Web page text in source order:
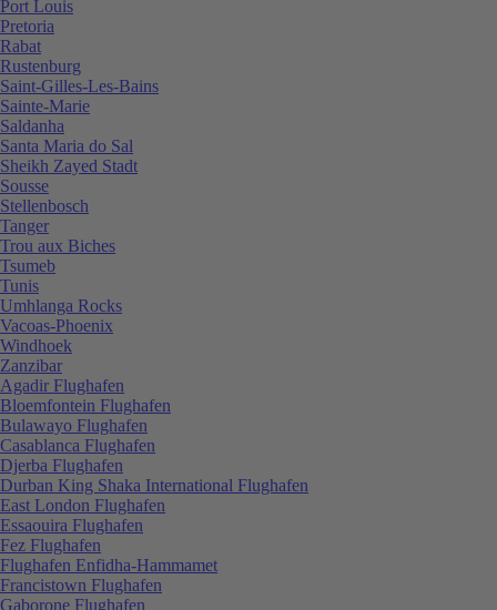
Port Louis
Pretoria
Rabat
Rustenburg
Saint-Gilles-Les-Bains
Sainte-Marie
Saldanha
Santa Maria do Sal
Sheikh Zayed Stadt
Sousse
Stellenbosch
Tanger
Trou aux Biches
Tsumeb
Tunis
Umhlanga Rocks
Vacoas-Phoenix
Windhoek
Zanzibar
Agadir Flughafen
Bloemfontein Flughafen
Bulawayo Flughafen
Casablanca Flughafen
Djerba Flughafen
Durban King Shaka International Flughafen
East London Flughafen
Essaouira Flughafen
Fez Flughafen
Flughafen Enfidha-Hammamet
Francistown Flughafen
Gaborone Flughafen